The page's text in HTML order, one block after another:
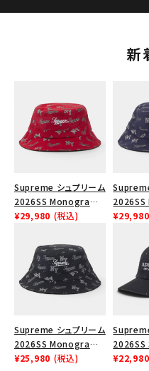
新
Supreme シュプリーム
2026SS Monogram
Crusher Hat モノグラ
¥29,980 (税込)
Crusher
¥29,980
Supreme シュプリーム
2026SS Monogram
Crusher Hat モノグラ
¥25,980 (税込)
Denim
¥22,980